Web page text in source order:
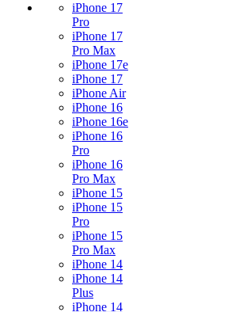
iPhone 17
Pro
iPhone 17
Pro Max
iPhone 17e
iPhone 17
iPhone Air
iPhone 16
iPhone 16e
iPhone 16
Pro
iPhone 16
Pro Max
iPhone 15
iPhone 15
Pro
iPhone 15
Pro Max
iPhone 14
iPhone 14
Plus
iPhone 14